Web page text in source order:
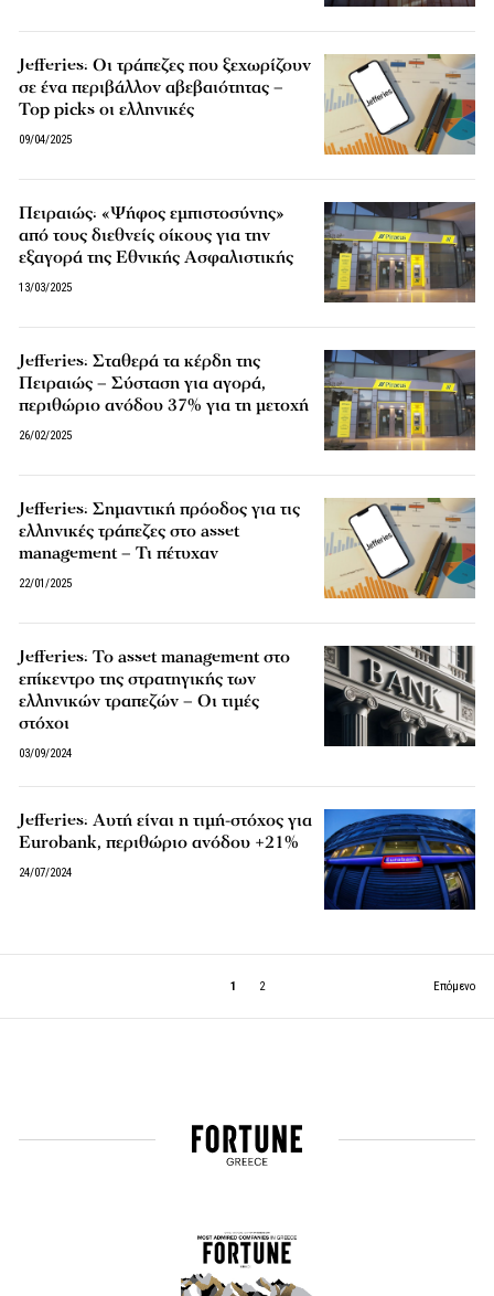
Jefferies: Οι τράπεζες που ξεχωρίζουν
σε ένα περιβάλλον αβεβαιότητας –
Top picks οι ελληνικές
09/04/2025
Πειραιώς: «Ψήφος εμπιστοσύνης»
από τους διεθνείς οίκους για την
εξαγορά της Εθνικής Ασφαλιστικής
13/03/2025
Jefferies: Σταθερά τα κέρδη της
Πειραιώς – Σύσταση για αγορά,
περιθώριο ανόδου 37% για τη μετοχή
26/02/2025
Jefferies: Σημαντική πρόοδος για τις
ελληνικές τράπεζες στο asset
management – Τι πέτυχαν
22/01/2025
Jefferies: Το asset management στο
επίκεντρο της στρατηγικής των
ελληνικών τραπεζών – Οι τιμές
στόχοι
03/09/2024
Jefferies: Αυτή είναι η τιμή-στόχος για
Eurobank, περιθώριο ανόδου +21%
24/07/2024
1 2 Επόμενο